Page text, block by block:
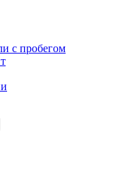
с пробегом